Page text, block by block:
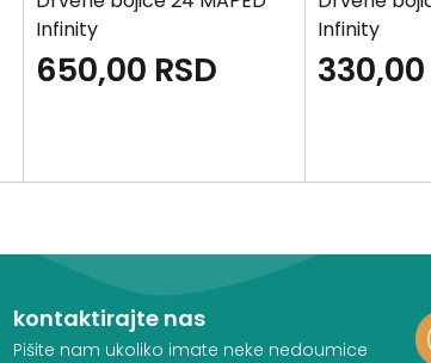
Infinity
650,00 RSD
Infinity
330,00
kontaktirajte nas
Pišite nam ukoliko imate neke nedoumice